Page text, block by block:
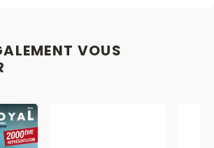
VOUS